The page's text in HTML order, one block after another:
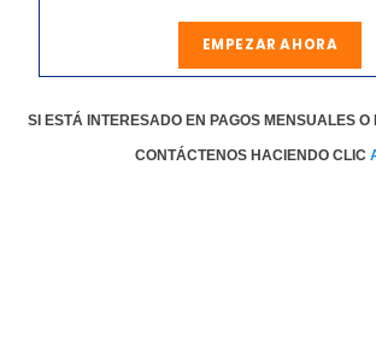
EMPEZAR AHORA
SI ESTÁ INTERESADO EN PAGOS MENSUALES O
CONTÁCTENOS HACIENDO CLIC